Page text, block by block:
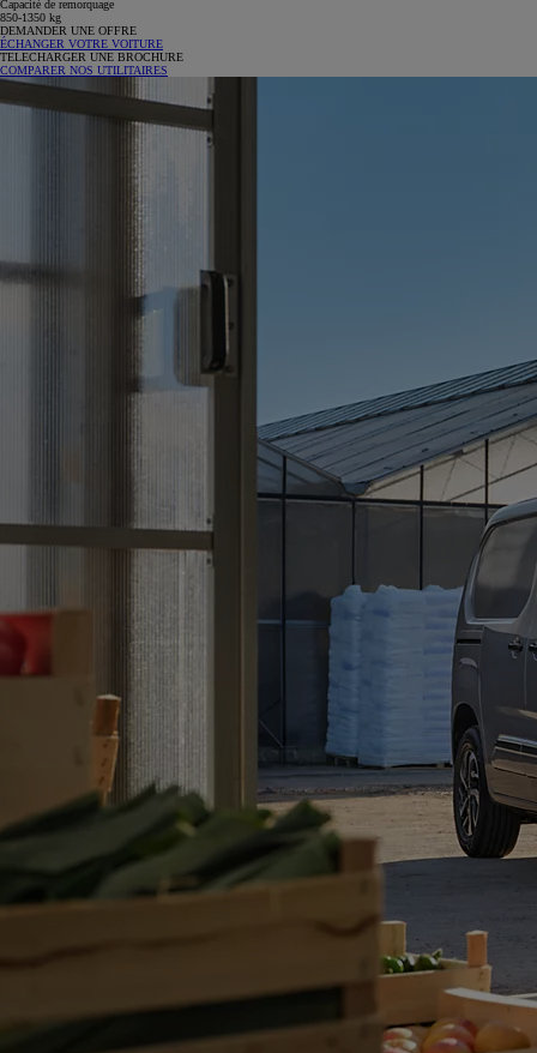
Capacité de remorquage
850-1350 kg
DEMANDER UNE OFFRE
ÉCHANGER VOTRE VOITURE
TELECHARGER UNE BROCHURE
COMPARER NOS UTILITAIRES